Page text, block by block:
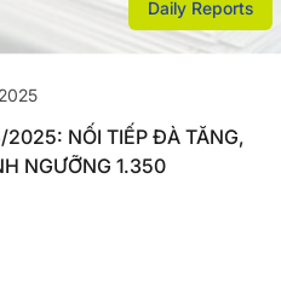
Daily Reports
NỐI TIẾP ĐÀ TĂNG,
NGƯỠNG 1.350